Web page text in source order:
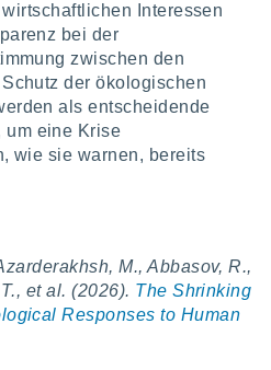
Interessen
bei der
zwischen den
der ökologischen
als entscheidende
um eine Krise
wie sie warnen, bereits
M., Abbasov, R.,
et al. (2026). The Shrinking
Responses to Human